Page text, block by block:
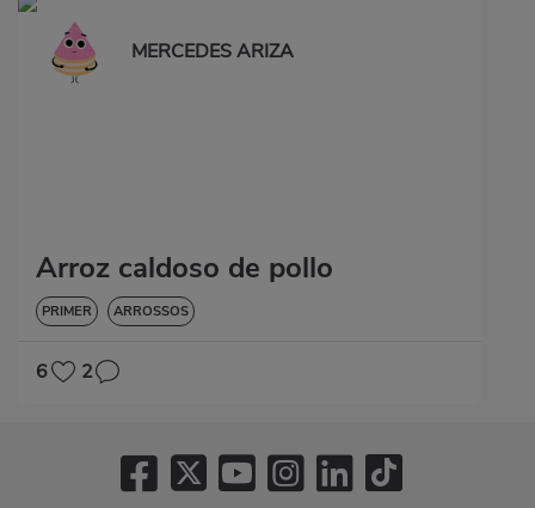
MERCEDES ARIZA
Arroz caldoso de pollo
PRIMER ARROSSOS
6 2